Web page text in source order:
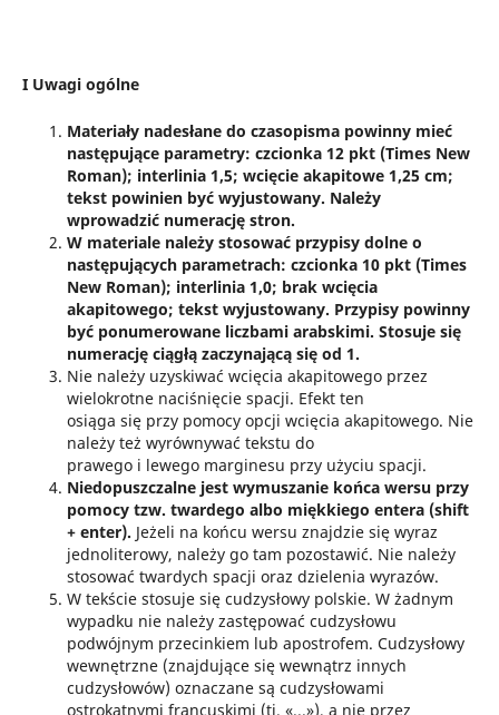
I Uwagi ogólne
Materiały nadesłane do czasopisma powinny mieć
następujące parametry: czcionka 12 pkt (Times New
Roman); interlinia 1,5; wcięcie akapitowe 1,25 cm;
tekst powinien być wyjustowany. Należy
wprowadzić numerację stron.
W materiale należy stosować przypisy dolne o
następujących parametrach: czcionka 10 pkt (Times
New Roman); interlinia 1,0; brak wcięcia
akapitowego; tekst wyjustowany. Przypisy powinny
być ponumerowane liczbami arabskimi. Stosuje się
numerację ciągłą zaczynającą się od 1.
Nie należy uzyskiwać wcięcia akapitowego przez
wielokrotne naciśnięcie spacji. Efekt ten
osiąga się przy pomocy opcji wcięcia akapitowego. Nie
należy też wyrównywać tekstu do
prawego i lewego marginesu przy użyciu spacji.
Niedopuszczalne jest wymuszanie końca wersu przy
pomocy tzw. twardego albo miękkiego entera (shift
+ enter). Jeżeli na końcu wersu znajdzie się wyraz
jednoliterowy, należy go tam pozostawić. Nie należy
stosować twardych spacji oraz dzielenia wyrazów.
W tekście stosuje się cudzysłowy polskie. W żadnym
wypadku nie należy zastępować cudzysłowu
podwójnym przecinkiem lub apostrofem. Cudzysłowy
wewnętrzne (znajdujące się wewnątrz innych
cudzysłowów) oznaczane są cudzysłowami
ostrokątnymi francuskimi (tj. «...»), a nie przez